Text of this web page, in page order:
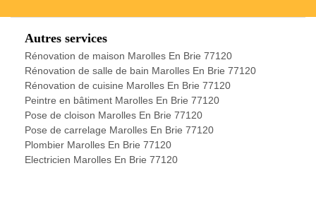
Autres services
Rénovation de maison Marolles En Brie 77120
Rénovation de salle de bain Marolles En Brie 77120
Rénovation de cuisine Marolles En Brie 77120
Peintre en bâtiment Marolles En Brie 77120
Pose de cloison Marolles En Brie 77120
Pose de carrelage Marolles En Brie 77120
Plombier Marolles En Brie 77120
Electricien Marolles En Brie 77120